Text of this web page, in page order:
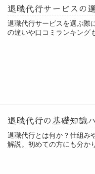
退職代行サービスの
退職代行サービスを選ぶ際
の違いや口コミランキング
退職代行の基礎知識
退職代行とは何か？仕組み
解説。初めての方にも分か